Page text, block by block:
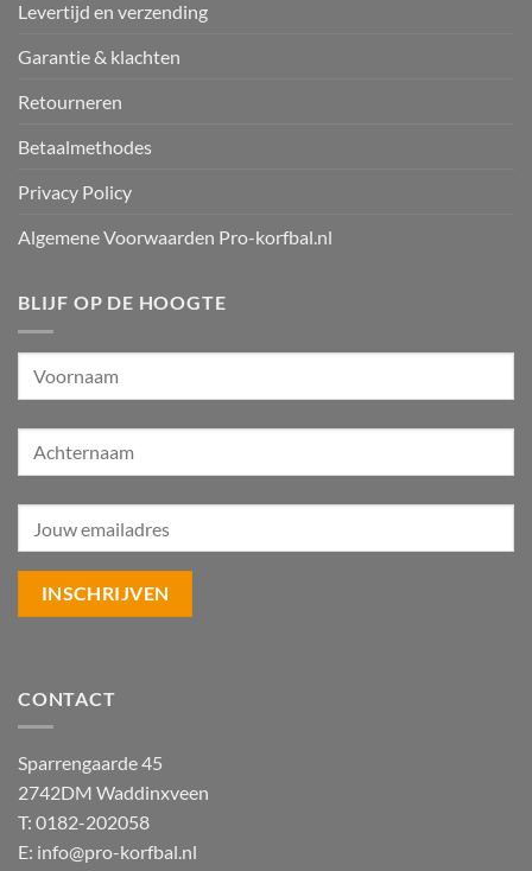
Levertijd en verzending
Garantie & klachten
Retourneren
Betaalmethodes
Privacy Policy
Algemene Voorwaarden Pro-korfbal.nl
BLIJF OP DE HOOGTE
CONTACT
Sparrengaarde 45
2742DM Waddinxveen
T: 0182-202058
E: info@pro-korfbal.nl